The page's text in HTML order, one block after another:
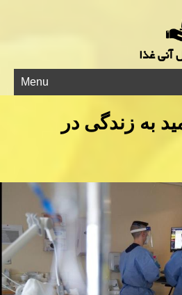
آنی غذا
Menu
به زندگی در